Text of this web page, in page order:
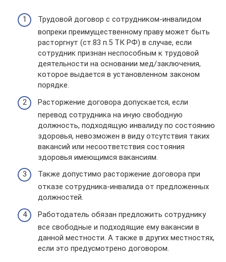
Трудовой договор с сотрудником-инвалидом
вопреки преимущественному праву может быть
расторгнут (ст.83 п.5 ТК РФ) в случае, если
сотрудник признан неспособным к трудовой
деятельности на основании мед/заключения,
которое выдается в установленном законом
порядке.
Расторжение договора допускается, если
перевод сотрудника на иную свободную
должность, подходящую инвалиду по состоянию
здоровья, невозможен в виду отсутствия таких
вакансий или несоответствия состояния
здоровья имеющимся вакансиям.
Также допустимо расторжение договора при
отказе сотрудника-инвалида от предложенных
должностей.
Работодатель обязан предложить сотруднику
все свободные и подходящие ему вакансии в
данной местности. А также в других местностях,
если это предусмотрено договором.